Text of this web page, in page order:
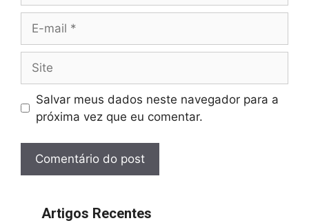
mail
Salvar meus dados neste navegador para a
próxima vez que eu comentar.
Artigos Recentes